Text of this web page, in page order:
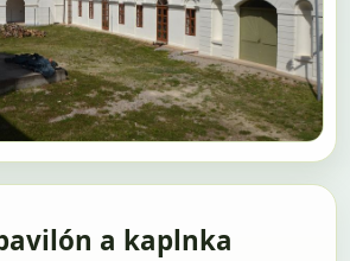
a kaplnka